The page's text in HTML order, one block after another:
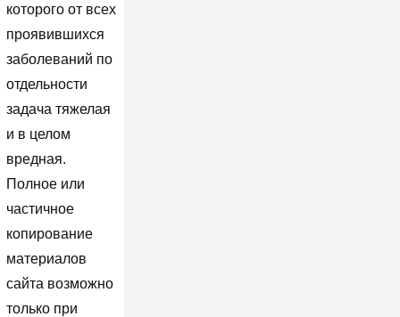
которого от всех
проявившихся
заболеваний по
отдельности
задача тяжелая
и в целом
вредная.
Полное или
частичное
копирование
материалов
сайта возможно
только при